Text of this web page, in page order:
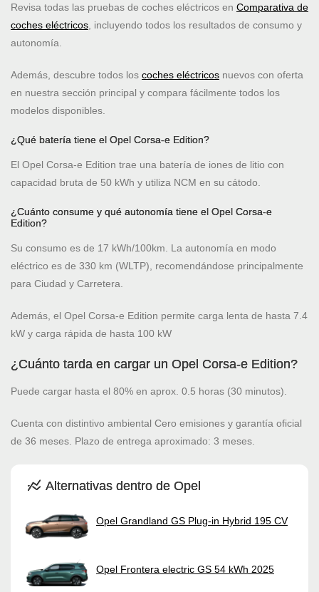
Revisa todas las pruebas de coches eléctricos en Comparativa de
coches eléctricos , incluyendo todos los resultados de consumo y
autonomía.
Además, descubre todos los coches eléctricos nuevos con oferta
en nuestra sección principal y compara fácilmente todos los
modelos disponibles.
¿Qué batería tiene el Opel Corsa-e Edition?
El Opel Corsa-e Edition trae una batería de iones de litio con
capacidad bruta de 50 kWh y utiliza NCM en su cátodo.
¿Cuánto consume y qué autonomía tiene el Opel Corsa-e
Edition?
Su consumo es de 17 kWh/100km. La autonomía en modo
eléctrico es de 330 km (WLTP), recomendándose principalmente
para Ciudad y Carretera.
Además, el Opel Corsa-e Edition permite carga lenta de hasta 7.4
kW y carga rápida de hasta 100 kW
¿Cuánto tarda en cargar un Opel Corsa-e Edition?
Puede cargar hasta el 80% en aprox. 0.5 horas (30 minutos).
Cuenta con distintivo ambiental Cero emisiones y garantía oficial
de 36 meses. Plazo de entrega aproximado: 3 meses.
Alternativas dentro de Opel
Opel Grandland GS Plug-in Hybrid 195 CV
Opel Frontera electric GS 54 kWh 2025